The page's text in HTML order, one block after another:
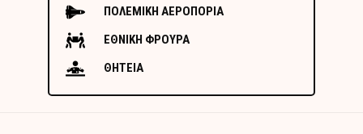
ΠΟΛΕΜΙΚΗ ΑΕΡΟΠΟΡΙΑ
ΕΘΝΙΚΗ ΦΡΟΥΡΑ
ΘΗΤΕΙΑ